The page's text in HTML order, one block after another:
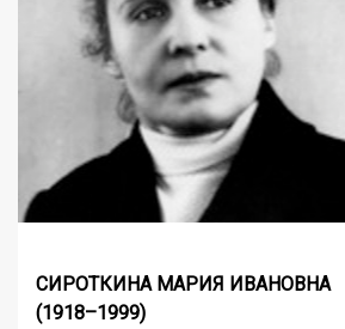
СИРОТКИНА МАРИЯ ИВАНОВНА
(1918–1999)